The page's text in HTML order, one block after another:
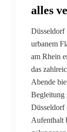
alles
Düsseldorf
urbanem
am Rhein
das
Abende
Begleitung
Düsseldorf
Aufenthalt